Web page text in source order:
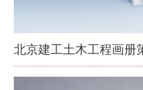
北京建工土木工程画册